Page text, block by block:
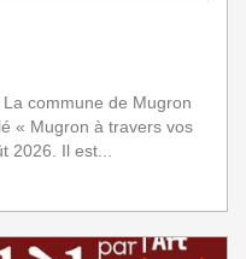
commune de Mugron
« Mugron à travers vos
2026. Il est...